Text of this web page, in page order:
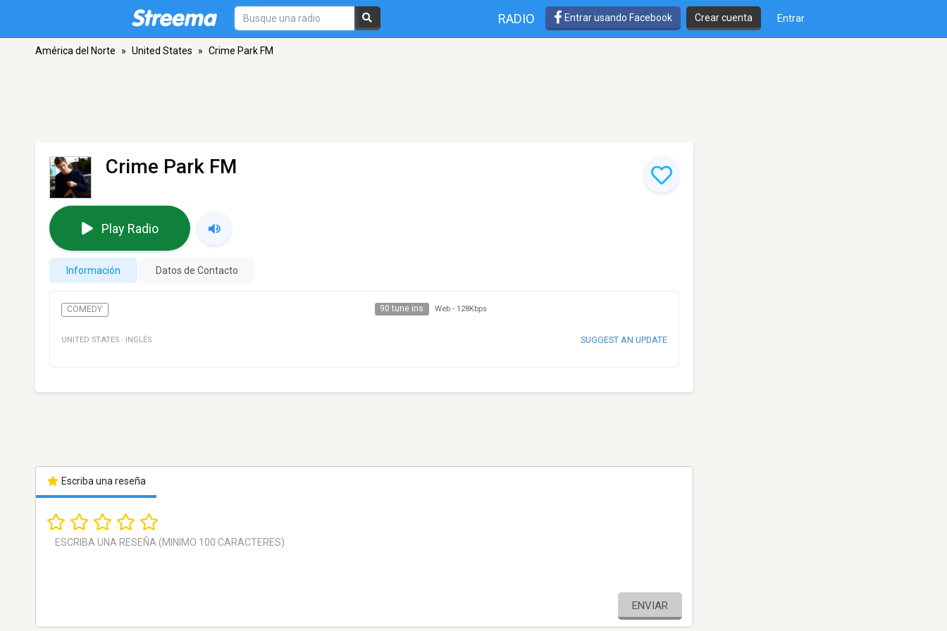
RADIO Entrar usando Facebook Crear cuenta Entrar
América del Norte » United States » Crime Park FM
Crime Park FM
Play Radio
Información Datos de Contacto
COMEDY 90 tune ins Web - 128Kbps
UNITED STATES · INGLÉS SUGGEST AN UPDATE
Escriba una reseña
ENVIAR